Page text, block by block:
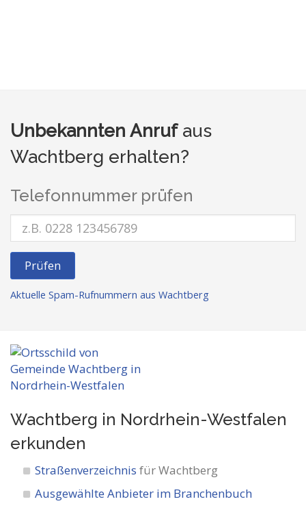
Unbekannten Anrufaus
Wachtberg erhalten?
Telefonnummer prüfen
Prüfen
Aktuelle Spam-Rufnummern aus Wachtberg
Wachtberg in Nordrhein-Westfalen
erkunden
Straßenverzeichnis für Wachtberg
Ausgewählte Anbieter im Branchenbuch